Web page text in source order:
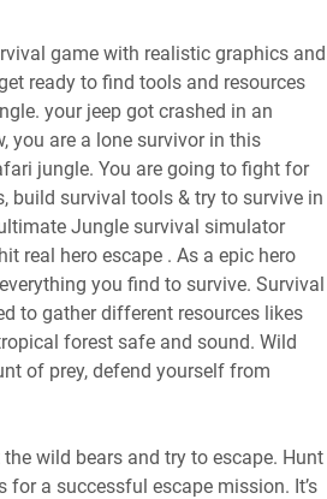
game with realistic graphics and
ready to find tools and resources
your jeep got crashed in an
you are a lone survivor in this
jungle. You are going to fight for
build survival tools & try to survive in
Jungle survival simulator
real hero escape . As a epic hero
you find to survive. Survival
to gather different resources likes
forest safe and sound. Wild
of prey, defend yourself from
wild bears and try to escape. Hunt
a successful escape mission. It’s